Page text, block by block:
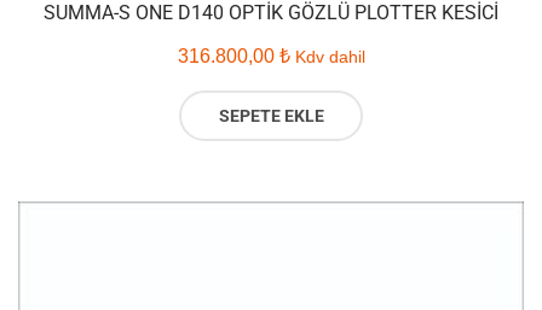
SUMMA-S ONE D140 OPTIK GÖZLÜ PLOTTER KESICI
316.800,00 ₺ Kdv dahil
SEPETE EKLE